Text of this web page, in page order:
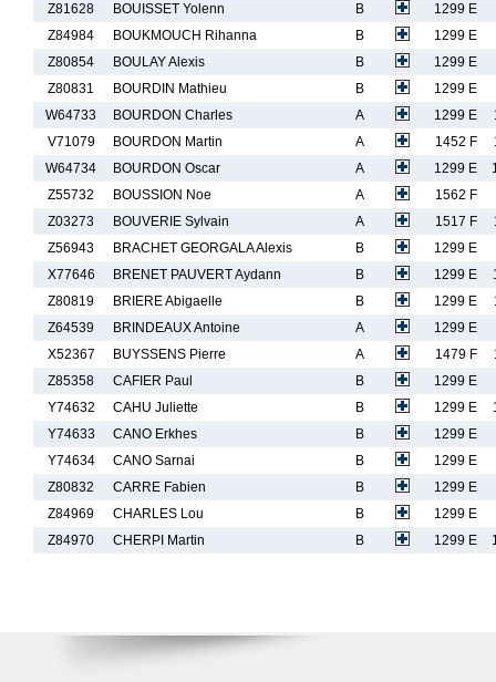
Z81628
BOUISSET Yolenn B
1299 E
Z84984
BOUKMOUCH Rihanna B
1299 E
Z80854
BOULAY Alexis B
1299 E
Z80831
BOURDIN Mathieu B
1299 E
W64733
BOURDON Charles A 1299 E
V71079
BOURDON Martin A 1452 F
W64734
BOURDON Oscar A 1299 E
Z55732
BOUSSION Noe A
1562 F
Z03273
BOUVERIE Sylvain A 1517 F
Z56943
BRACHET GEORGALA Alexis B
1299 E
X77646
BRENET PAUVERT Aydann B 1299 E
Z80819
BRIERE Abigaelle B 1299 E
Z64539
BRINDEAUX Antoine A
1299 E
X52367
BUYSSENS Pierre A 1479 F
Z85358
CAFIER Paul B
1299 E
Y74632
CAHU Juliette B 1299 E
Y74633
CANO Erkhes B
1299 E
Y74634
CANO Sarnai B
1299 E
Z80832
CARRE Fabien B
1299 E
Z84969
CHARLES Lou B
1299 E
Z84970
CHERPI Martin B 1299 E